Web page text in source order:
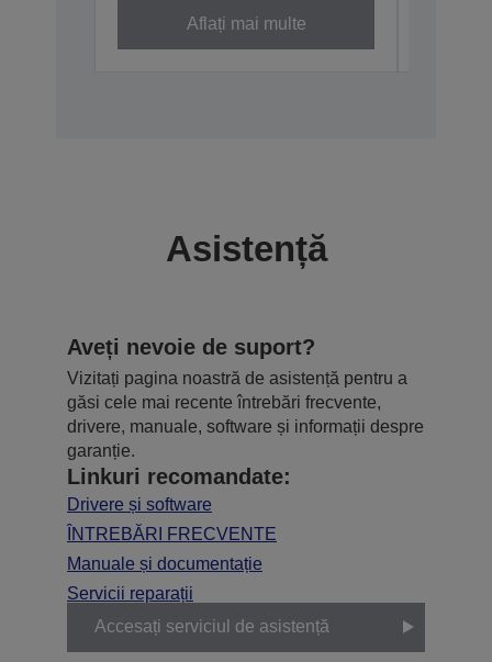
Aflați mai multe
Asistență
Aveți nevoie de suport?
Vizitați pagina noastră de asistență pentru a
găsi cele mai recente întrebări frecvente,
drivere, manuale, software și informații despre
garanție.
Linkuri recomandate:
Drivere și software
ÎNTREBĂRI FRECVENTE
Manuale și documentație
Servicii reparații
Accesați serviciul de asistență